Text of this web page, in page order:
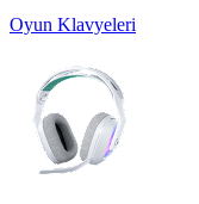
Oyun Klavyeleri